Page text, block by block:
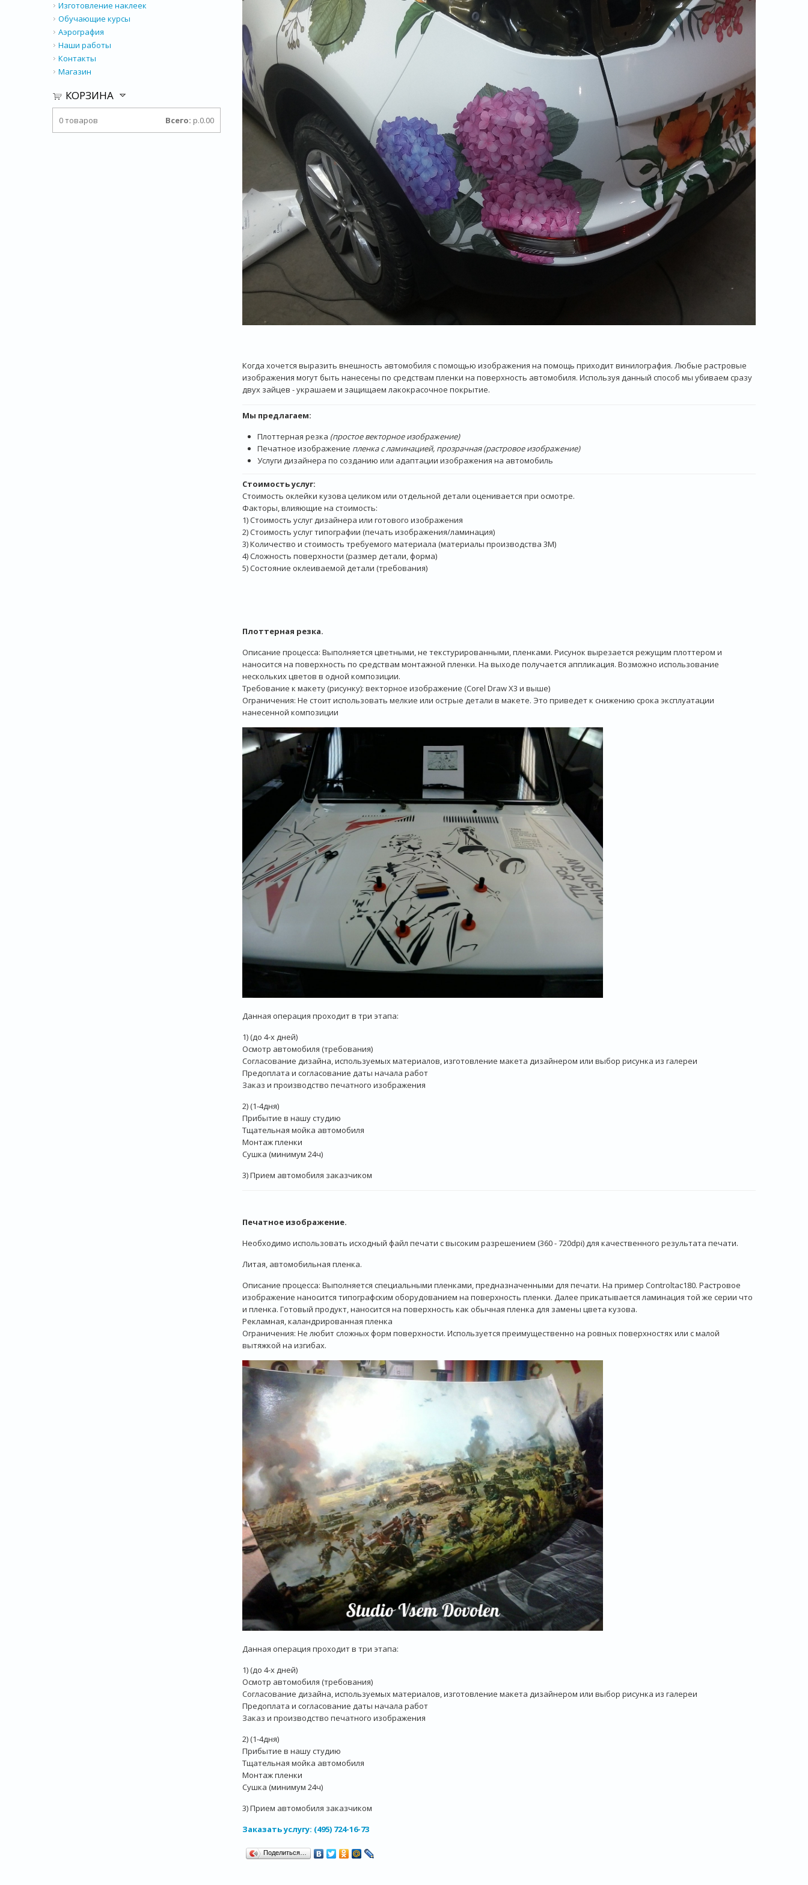
Когда хочется выразить внешность автомобиля с помощью изображения на помощь приходит винилография. Любые растровые
изображения могут быть нанесены по средствам пленки на поверхность автомобиля. Используя данный способ мы убиваем сразу
двух зайцев - украшаем и защищаем лакокрасочное покрытие.
Мы предлагаем:
Плоттерная резка (простое векторное изображение)
Печатное изображение пленка с ламинацией, прозрачная (растровое изображение)
Услуги дизайнера по созданию или адаптации изображения на автомобиль
Стоимость услуг:
Стоимость оклейки кузова целиком или отдельной детали оценивается при осмотре.
Факторы, влияющие на стоимость:
1) Стоимость услуг дизайнера или готового изображения
2) Стоимость услуг типографии (печать изображения/ламинация)
3) Количество и стоимость требуемого материала (материалы производства 3М)
4) Сложность поверхности (размер детали, форма)
5) Состояние оклеиваемой детали (требования)
Плоттерная резка.
Описание процесса: Выполняется цветными, не текстурированными, пленками. Рисунок вырезается режущим плоттером и
наносится на поверхность по средствам монтажной пленки. На выходе получается аппликация. Возможно использование
нескольких цветов в одной композиции.
Требование к макету (рисунку): векторное изображение (Corel Draw X3 и выше)
Ограничения: Не стоит использовать мелкие или острые детали в макете. Это приведет к снижению срока эксплуатации
нанесенной композиции
Данная операция проходит в три этапа:
1) (до 4-х дней)
Осмотр автомобиля (требования)
Согласование дизайна, используемых материалов, изготовление макета дизайнером или выбор рисунка из галереи
Предоплата и согласование даты начала работ
Заказ и производство печатного изображения
2) (1-4дня)
Прибытие в нашу студию
Тщательная мойка автомобиля
Монтаж пленки
Сушка (минимум 24ч)
3) Прием автомобиля заказчиком
Печатное изображение.
Необходимо использовать исходный файл печати с высоким разрешением (360 - 720dpi) для качественного результата печати.
Литая, автомобильная пленка.
Описание процесса: Выполняется специальными пленками, предназначенными для печати. На пример Controltac180. Растровое
изображение наносится типографским оборудованием на поверхность пленки. Далее прикатывается ламинация той же серии что
и пленка. Готовый продукт, наносится на поверхность как обычная пленка для замены цвета кузова.
Рекламная, каландрированная пленка
Ограничения: Не любит сложных форм поверхности. Используется преимущественно на ровных поверхностях или с малой
вытяжкой на изгибах.
Данная операция проходит в три этапа:
1) (до 4-х дней)
Осмотр автомобиля (требования)
Согласование дизайна, используемых материалов, изготовление макета дизайнером или выбор рисунка из галереи
Предоплата и согласование даты начала работ
Заказ и производство печатного изображения
2) (1-4дня)
Прибытие в нашу студию
Тщательная мойка автомобиля
Монтаж пленки
Сушка (минимум 24ч)
3) Прием автомобиля заказчиком
Заказать услугу: (495) 724-16-73
Поделиться…
Изготовление наклеек
Обучающие курсы
Аэрография
Наши работы
Контакты
Магазин
КОРЗИНА
0товаров Всего: р.0.00